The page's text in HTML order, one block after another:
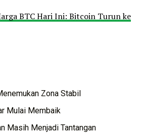
BTC Hari Ini: Bitcoin Turun ke
Zona Stabil
Mulai Membaik
Masih Menjadi Tantangan